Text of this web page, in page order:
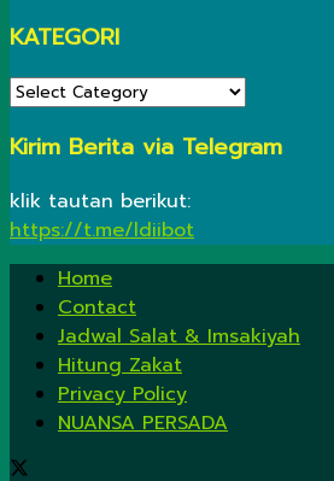
KATEGORI
KATEGORI
Kirim Berita via Telegram
klik tautan berikut:
https://t.me/ldiibot
Home
Contact
Jadwal Salat & Imsakiyah
Hitung Zakat
Privacy Policy
NUANSA PERSADA